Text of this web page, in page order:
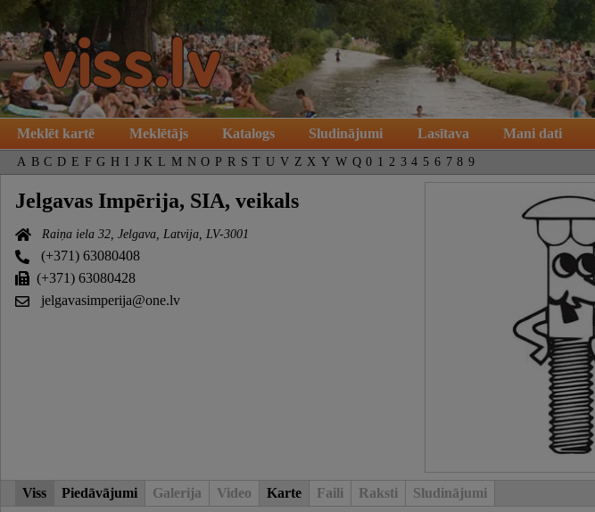
Meklēt kartē Meklētājs Katalogs Sludinājumi Lasītava Mani dati
A B C D E F G H I J K L M N O P R S T U V Z X Y W Q 0 1 2 3 4 5 6 7 8 9
Jelgavas Impērija, SIA, veikals
Raiņa iela 32, Jelgava, Latvija, LV-3001
(+371) 63080408
(+371) 63080428
jelgavasimperija@one.lv
Viss Piedāvājumi Galerija Video Karte Faili Raksti Sludinājumi